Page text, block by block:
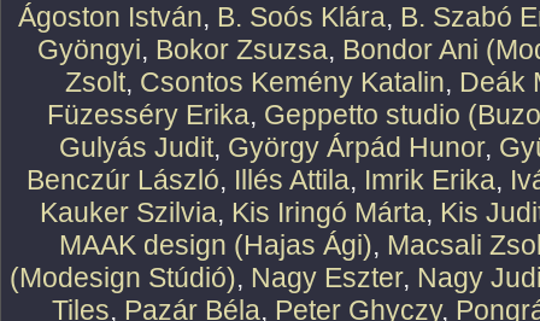
Ágoston István, B. Soós Klára, B. Szabó
Gyöngyi, Bokor Zsuzsa, Bondor Ani
Zsolt, Csontos Kemény Katalin, Deák
Füzesséry Erika, Geppetto studio
Gulyás Judit, György Árpád Hunor,
Benczúr László, Illés Attila, Imrik Erika,
Kauker Szilvia, Kis Iringó Márta, Kis
MAAK design (Hajas Ági), Macsali
(Modesign Stúdió), Nagy Eszter, Nagy
Tiles, Pazár Béla, Peter Ghyczy,